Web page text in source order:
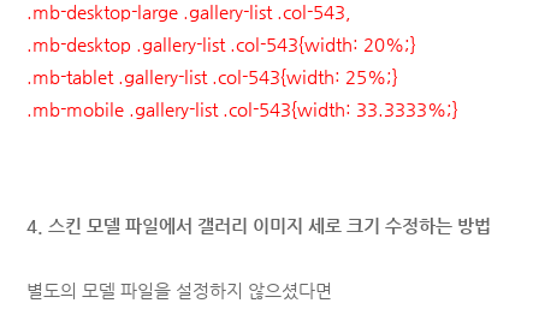
.mb-desktop-large .gallery-list .col-543,
.mb-desktop .gallery-list .col-543{width: 20%;}
.mb-tablet .gallery-list .col-543{width: 25%;}
.mb-mobile .gallery-list .col-543{width: 33.3333%;}
4. 스킨 모델 파일에서 갤러리 이미지 세로 크기 수정하는 방법
별도의 모델 파일을 설정하지 않으셨다면